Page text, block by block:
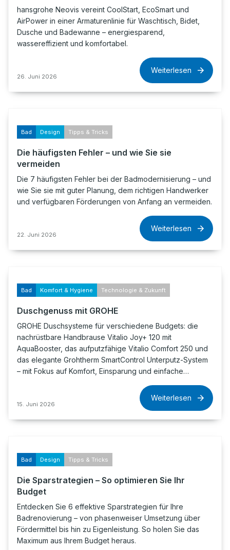
hansgrohe Neovis vereint CoolStart, EcoSmart und
AirPower in einer Armaturenlinie für Waschtisch, Bidet,
Dusche und Badewanne – energiesparend,
wassereffizient und komfortabel.
26. Juni 2026
Weiterlesen
Bad Design Tipps & Tricks
Die häufigsten Fehler – und wie Sie sie
vermeiden
Die 7 häufigsten Fehler bei der Badmodernisierung – und
wie Sie sie mit guter Planung, dem richtigen Handwerker
und verfügbaren Förderungen von Anfang an vermeiden.
22. Juni 2026
Weiterlesen
Bad Komfort & Hygiene Technologie & Zukunft
Duschgenuss mit GROHE
GROHE Duschsysteme für verschiedene Budgets: die
nachrüstbare Handbrause Vitalio Joy+ 120 mit
AquaBooster, das aufputzfähige Vitalio Comfort 250 und
das elegante Grohtherm SmartControl Unterputz-System
– mit Fokus auf Komfort, Einsparung und einfache…
15. Juni 2026
Weiterlesen
Bad Design Tipps & Tricks
Die Sparstrategien – So optimieren Sie Ihr
Budget
Entdecken Sie 6 effektive Sparstrategien für Ihre
Badrenovierung – von phasenweiser Umsetzung über
Fördermittel bis hin zu Eigenleistung. So holen Sie das
Maximum aus Ihrem Budget heraus.